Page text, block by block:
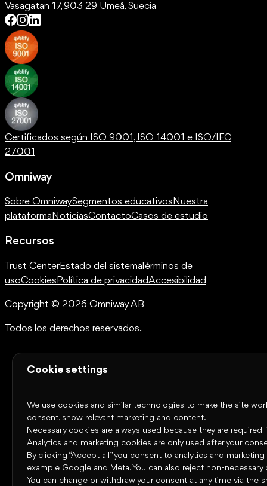
Vasagatan 17, 903 29 Umeå, Suecia
Certificados según ISO 9001, ISO 14001 e ISO/IEC
27001
Omniway
Sobre OmniwaySegmentos educativos Nuestra
plataforma NoticiasContactoCasos de estudio
Recursos
Trust CenterEstado del sistemaTérminos de
usoCookies Política de privacidadAccesibilidad
Copyright © 2026 Omniway AB
Todos los derechos reservados.
Cookie settings
We use cookies and similar technologies to make the site
consent, show relevant marketing and content.
Necessary cookies are always used because they are
Analytics and marketing cookies are only used after your
By clicking “Accept all” you consent to analytics and
example Google and Meta. You can also reject non-
You can change or withdraw your consent at any time via